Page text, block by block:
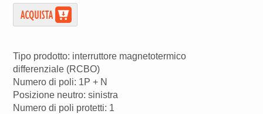
Tipo prodotto: interruttore magnetotermico
differenziale (RCBO)
Numero di poli: 1P + N
Posizione neutro: sinistra
Numero di poli protetti: 1